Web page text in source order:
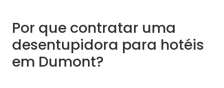
Por que contratar uma
desentupidora para hotéis
em Dumont?